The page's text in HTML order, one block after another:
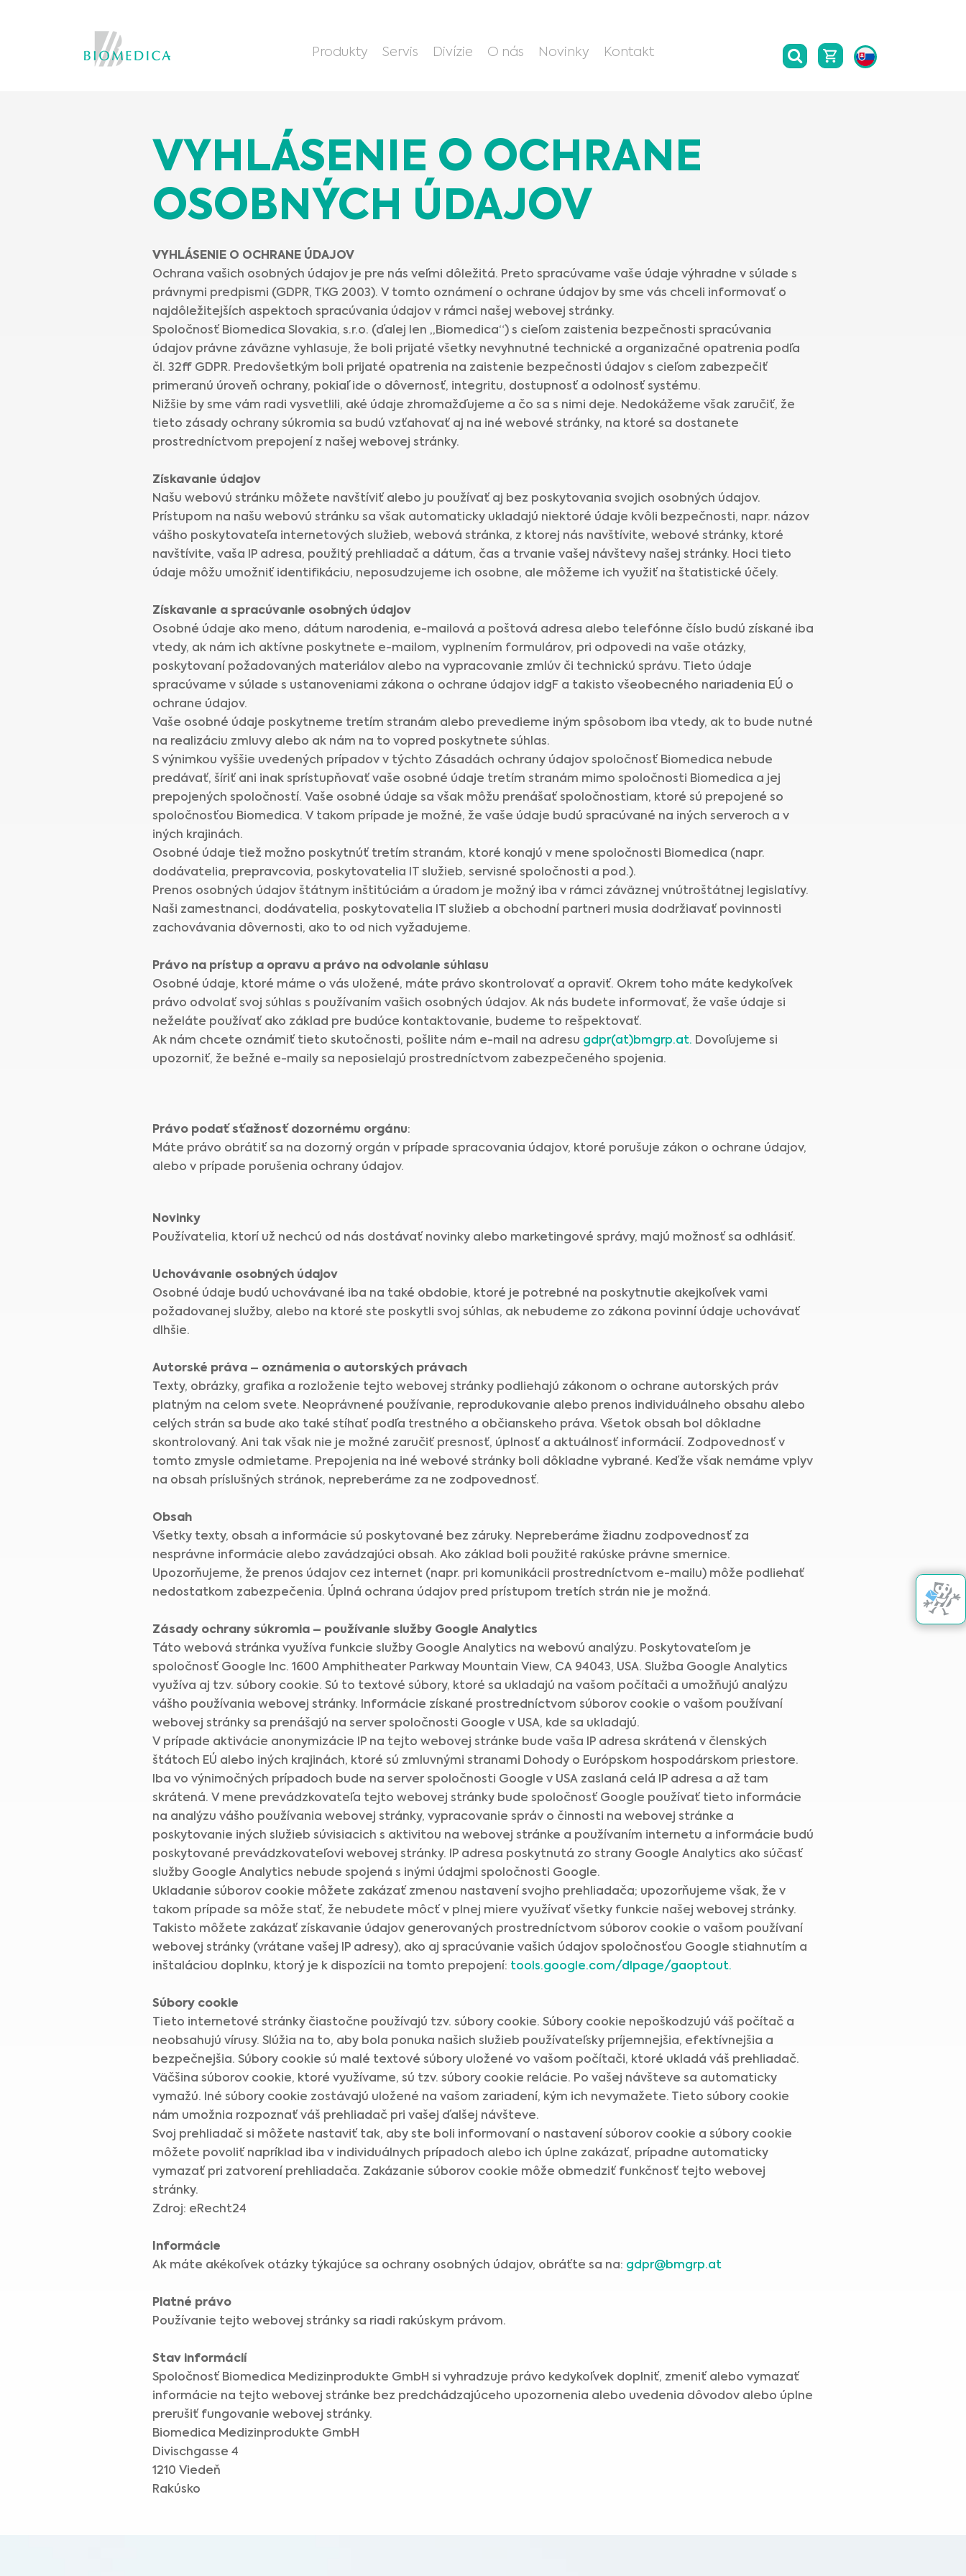
Medical Advice Disclaimer
ZRIEKNUTIE SA ZODPOVEDNOSTI: TÁTO WEBOVÁ STRÁNKA NEPOSKYTUJE
LEKÁRSKE PORADENSTVO
chyby, nepresnosti alebo nezrovnalosti, ktoré môže táto webová stránka alebo
Materiál na tejto stránke nenahrádza odborné lekárske poradenstvo, diagnózu alebo
liečbu. Pred začatím nového liečebného režimu sa vždy poraďte so svojím lekárom
alebo iným kvalifikovaným zdravotníckym pracovníkom o všetkých otázkach týkajúcich
sa vášho zdravia alebo liečby a vždy rešpektujte odborné zdravotné odporúčania a
neodkladajte ich používanie, aj keď ste sa o nich dočítali na tejto webovej stránke.
Som zdravotnícky pracovník
Vyberte svoj trh :
Produkty Servis Divízie O nás Novinky Kontakt
VYHLÁSENIE O OCHRANE
OSOBNÝCH ÚDAJOV
VYHLÁSENIE O OCHRANE ÚDAJOV
Ochrana vašich osobných údajov je pre nás veľmi dôležitá. Preto spracúvame vaše údaje výhradne v súlade s
právnymi predpismi (GDPR, TKG 2003). V tomto oznámení o ochrane údajov by sme vás chceli informovať o
najdôležitejších aspektoch spracúvania údajov v rámci našej webovej stránky.
Spoločnosť Biomedica Slovakia, s.r.o. (ďalej len „Biomedica“) s cieľom zaistenia bezpečnosti spracúvania
údajov právne záväzne vyhlasuje, že boli prijaté všetky nevyhnutné technické a organizačné opatrenia podľa
čl. 32ff GDPR. Predovšetkým boli prijaté opatrenia na zaistenie bezpečnosti údajov s cieľom zabezpečiť
primeranú úroveň ochrany, pokiaľ ide o dôvernosť, integritu, dostupnosť a odolnosť systému.
Nižšie by sme vám radi vysvetlili, aké údaje zhromažďujeme a čo sa s nimi deje. Nedokážeme však zaručiť, že
tieto zásady ochrany súkromia sa budú vzťahovať aj na iné webové stránky, na ktoré sa dostanete
prostredníctvom prepojení z našej webovej stránky.
Získavanie údajov
Našu webovú stránku môžete navštíviť alebo ju používať aj bez poskytovania svojich osobných údajov.
Prístupom na našu webovú stránku sa však automaticky ukladajú niektoré údaje kvôli bezpečnosti, napr. názov
vášho poskytovateľa internetových služieb, webová stránka, z ktorej nás navštívite, webové stránky, ktoré
navštívite, vaša IP adresa, použitý prehliadač a dátum, čas a trvanie vašej návštevy našej stránky. Hoci tieto
údaje môžu umožniť identifikáciu, neposudzujeme ich osobne, ale môžeme ich využiť na štatistické účely.
Získavanie a spracúvanie osobných údajov
Osobné údaje ako meno, dátum narodenia, e-mailová a poštová adresa alebo telefónne číslo budú získané iba
vtedy, ak nám ich aktívne poskytnete e-mailom, vyplnením formulárov, pri odpovedi na vaše otázky,
poskytovaní požadovaných materiálov alebo na vypracovanie zmlúv či technickú správu. Tieto údaje
spracúvame v súlade s ustanoveniami zákona o ochrane údajov idgF a takisto všeobecného nariadenia EÚ o
ochrane údajov.
Vaše osobné údaje poskytneme tretím stranám alebo prevedieme iným spôsobom iba vtedy, ak to bude nutné
na realizáciu zmluvy alebo ak nám na to vopred poskytnete súhlas.
S výnimkou vyššie uvedených prípadov v týchto Zásadách ochrany údajov spoločnosť Biomedica nebude
predávať, šíriť ani inak sprístupňovať vaše osobné údaje tretím stranám mimo spoločnosti Biomedica a jej
prepojených spoločností. Vaše osobné údaje sa však môžu prenášať spoločnostiam, ktoré sú prepojené so
spoločnosťou Biomedica. V takom prípade je možné, že vaše údaje budú spracúvané na iných serveroch a v
iných krajinách.
Osobné údaje tiež možno poskytnúť tretím stranám, ktoré konajú v mene spoločnosti Biomedica (napr.
dodávatelia, prepravcovia, poskytovatelia IT služieb, servisné spoločnosti a pod.).
Prenos osobných údajov štátnym inštitúciám a úradom je možný iba v rámci záväznej vnútroštátnej legislatívy.
Naši zamestnanci, dodávatelia, poskytovatelia IT služieb a obchodní partneri musia dodržiavať povinnosti
zachovávania dôvernosti, ako to od nich vyžadujeme.
Právo na prístup a opravu a právo na odvolanie súhlasu
Osobné údaje, ktoré máme o vás uložené, máte právo skontrolovať a opraviť. Okrem toho máte kedykoľvek
právo odvolať svoj súhlas s používaním vašich osobných údajov. Ak nás budete informovať, že vaše údaje si
neželáte používať ako základ pre budúce kontaktovanie, budeme to rešpektovať.
Ak nám chcete oznámiť tieto skutočnosti, pošlite nám e-mail na adresu gdpr(at)bmgrp.at. Dovoľujeme si
upozorniť, že bežné e-maily sa neposielajú prostredníctvom zabezpečeného spojenia.
Právo podať sťažnosť dozornému orgánu:
Máte právo obrátiť sa na dozorný orgán v prípade spracovania údajov, ktoré porušuje zákon o ochrane údajov,
alebo v prípade porušenia ochrany údajov.
Novinky
Používatelia, ktorí už nechcú od nás dostávať novinky alebo marketingové správy, majú možnosť sa odhlásiť.
Uchovávanie osobných údajov
Osobné údaje budú uchovávané iba na také obdobie, ktoré je potrebné na poskytnutie akejkoľvek vami
požadovanej služby, alebo na ktoré ste poskytli svoj súhlas, ak nebudeme zo zákona povinní údaje uchovávať
dlhšie.
Autorské práva – oznámenia o autorských právach
Texty, obrázky, grafika a rozloženie tejto webovej stránky podliehajú zákonom o ochrane autorských práv
platným na celom svete. Neoprávnené používanie, reprodukovanie alebo prenos individuálneho obsahu alebo
celých strán sa bude ako také stíhať podľa trestného a občianskeho práva. Všetok obsah bol dôkladne
skontrolovaný. Ani tak však nie je možné zaručiť presnosť, úplnosť a aktuálnosť informácií. Zodpovednosť v
tomto zmysle odmietame. Prepojenia na iné webové stránky boli dôkladne vybrané. Keďže však nemáme vplyv
na obsah príslušných stránok, nepreberáme za ne zodpovednosť.
Obsah
Všetky texty, obsah a informácie sú poskytované bez záruky. Nepreberáme žiadnu zodpovednosť za
nesprávne informácie alebo zavádzajúci obsah. Ako základ boli použité rakúske právne smernice.
Upozorňujeme, že prenos údajov cez internet (napr. pri komunikácii prostredníctvom e-mailu) môže podliehať
nedostatkom zabezpečenia. Úplná ochrana údajov pred prístupom tretích strán nie je možná.
Zásady ochrany súkromia – používanie služby Google Analytics
Táto webová stránka využíva funkcie služby Google Analytics na webovú analýzu. Poskytovateľom je
spoločnosť Google Inc. 1600 Amphitheater Parkway Mountain View, CA 94043, USA. Služba Google Analytics
využíva aj tzv. súbory cookie. Sú to textové súbory, ktoré sa ukladajú na vašom počítači a umožňujú analýzu
vášho používania webovej stránky. Informácie získané prostredníctvom súborov cookie o vašom používaní
webovej stránky sa prenášajú na server spoločnosti Google v USA, kde sa ukladajú.
V prípade aktivácie anonymizácie IP na tejto webovej stránke bude vaša IP adresa skrátená v členských
štátoch EÚ alebo iných krajinách, ktoré sú zmluvnými stranami Dohody o Európskom hospodárskom priestore.
Iba vo výnimočných prípadoch bude na server spoločnosti Google v USA zaslaná celá IP adresa a až tam
skrátená. V mene prevádzkovateľa tejto webovej stránky bude spoločnosť Google používať tieto informácie
na analýzu vášho používania webovej stránky, vypracovanie správ o činnosti na webovej stránke a
poskytovanie iných služieb súvisiacich s aktivitou na webovej stránke a používaním internetu a informácie budú
poskytované prevádzkovateľovi webovej stránky. IP adresa poskytnutá zo strany Google Analytics ako súčasť
služby Google Analytics nebude spojená s inými údajmi spoločnosti Google.
Ukladanie súborov cookie môžete zakázať zmenou nastavení svojho prehliadača; upozorňujeme však, že v
takom prípade sa môže stať, že nebudete môcť v plnej miere využívať všetky funkcie našej webovej stránky.
Takisto môžete zakázať získavanie údajov generovaných prostredníctvom súborov cookie o vašom používaní
webovej stránky (vrátane vašej IP adresy), ako aj spracúvanie vašich údajov spoločnosťou Google stiahnutím a
inštaláciou doplnku, ktorý je k dispozícii na tomto prepojení: tools.google.com/dlpage/gaoptout.
Súbory cookie
Tieto internetové stránky čiastočne používajú tzv. súbory cookie. Súbory cookie nepoškodzujú váš počítač a
neobsahujú vírusy. Slúžia na to, aby bola ponuka našich služieb používateľsky príjemnejšia, efektívnejšia a
bezpečnejšia. Súbory cookie sú malé textové súbory uložené vo vašom počítači, ktoré ukladá váš prehliadač.
Väčšina súborov cookie, ktoré využívame, sú tzv. súbory cookie relácie. Po vašej návšteve sa automaticky
vymažú. Iné súbory cookie zostávajú uložené na vašom zariadení, kým ich nevymažete. Tieto súbory cookie
nám umožnia rozpoznať váš prehliadač pri vašej ďalšej návšteve.
Svoj prehliadač si môžete nastaviť tak, aby ste boli informovaní o nastavení súborov cookie a súbory cookie
môžete povoliť napríklad iba v individuálnych prípadoch alebo ich úplne zakázať, prípadne automaticky
vymazať pri zatvorení prehliadača. Zakázanie súborov cookie môže obmedziť funkčnosť tejto webovej
stránky.
Zdroj: eRecht24
Informácie
Ak máte akékoľvek otázky týkajúce sa ochrany osobných údajov, obráťte sa na: gdpr@bmgrp.at
Platné právo
Používanie tejto webovej stránky sa riadi rakúskym právom.
Stav informácií
Spoločnosť Biomedica Medizinprodukte GmbH si vyhradzuje právo kedykoľvek doplniť, zmeniť alebo vymazať
informácie na tejto webovej stránke bez predchádzajúceho upozornenia alebo uvedenia dôvodov alebo úplne
prerušiť fungovanie webovej stránky.
Biomedica Medizinprodukte GmbH
Divischgasse 4
1210 Viedeň
Rakúsko